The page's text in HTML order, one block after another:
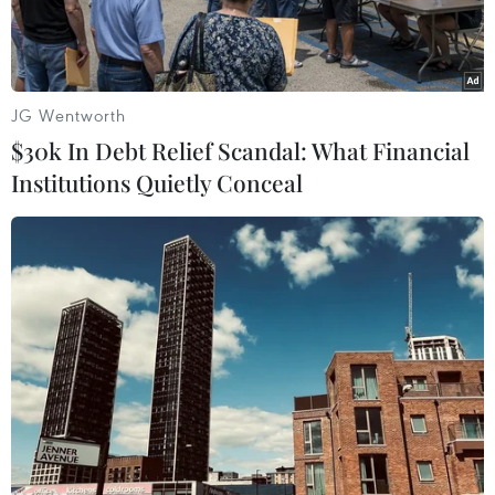
Bị cáo Phan Văn Tâm tại phiên tòa xét xử. (Ảnh: Công
Thử/TTXVN)
Sáng 22/10, tại huyện Ninh Hải (tỉnh Ninh
Thuận), Tòa án Nhân dân huyện Ninh Hải đã
JG Wentworth
$30k In Debt Relief Scandal: What Financial
Institutions Quietly Conceal